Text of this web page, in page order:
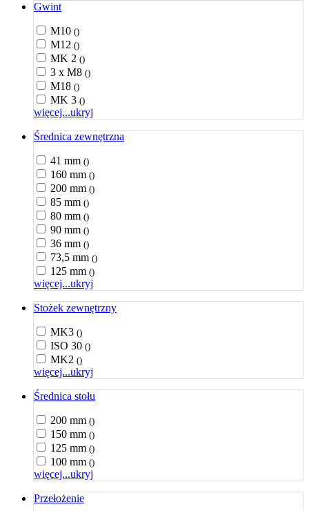
Gwint
M10 ()
M12 ()
MK 2 ()
3 x M8 ()
M18 ()
MK 3 ()
więcej...ukryj
Średnica zewnętrzna
41 mm ()
160 mm ()
200 mm ()
85 mm ()
80 mm ()
90 mm ()
36 mm ()
73,5 mm ()
125 mm ()
więcej...ukryj
Stożek zewnętrzny
MK3 ()
ISO 30 ()
MK2 ()
więcej...ukryj
Średnica stołu
200 mm ()
150 mm ()
125 mm ()
100 mm ()
więcej...ukryj
Przełożenie